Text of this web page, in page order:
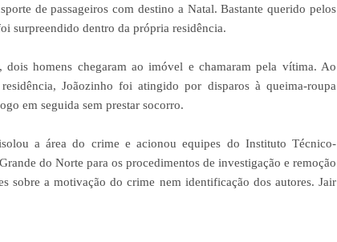
de passageiros com destino a Natal. Bastante querido pelos
surpreendido dentro da própria residência.
homens chegaram ao imóvel e chamaram pela vítima. Ao
Joãozinho foi atingido por disparos à queima-roupa
em seguida sem prestar socorro.
a área do crime e acionou equipes do Instituto Técnico-
do Norte para os procedimentos de investigação e remoção
sobre a motivação do crime nem identificação dos autores. Jair